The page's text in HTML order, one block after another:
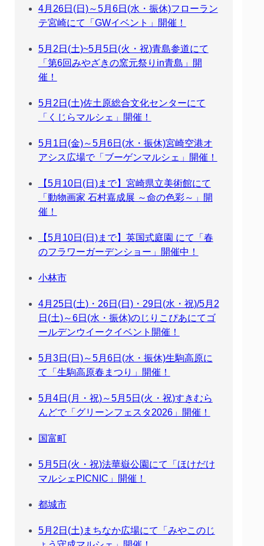
4月26日(日)～5月6日(水・振休)フローラン
テ宮崎にて「GWイベント」開催！
5月2日(土)~5月5日(火・祝)青島参道にて
「第6回みやざきの窯元祭りin青島」開
催！
5月2日(土)佐土原総合文化センターにて
「くじらマルシェ」開催！
5月1日(金)～5月6日(水・振休)宮崎空港オ
アシス広場で「ブーゲンマルシェ」開催！
【5月10日(日)まで】宮崎県立美術館にて
「動物画家 石村嘉成展 ～命の色彩～」開
催！
【5月10日(日)まで】英国式庭園 にて「春
のフラワーガーデンショー」開催中！
小林市
4月25日(土)・26日(日)・29日(水・祝)/5月2
日(土)～6日(水・振休)のじりこぴあにてゴ
ールデンウイークイベント開催！
5月3日(日)～5月6日(水・振休)生駒高原に
て「生駒高原春まつり」開催！
5月4日(月・祝)～5月5日(火・祝)すきむら
んどで「グリーンフェスタ2026」開催！
国富町
5月5日(火・祝)法華嶽公園にて「ほけだけ
マルシェPICNIC」開催！
都城市
5月2日(土)まちなか広場にて「みやこのじ